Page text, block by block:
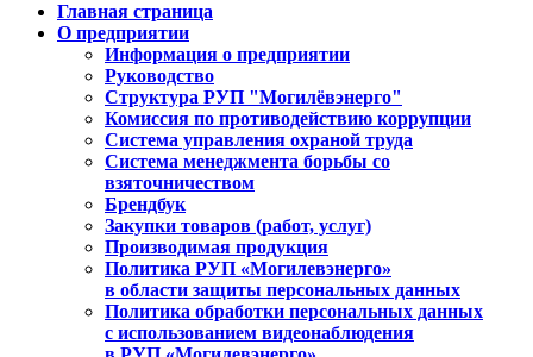
Главная страница
О предприятии
Информация о предприятии
Руководство
Структура РУП "Могилёвэнерго"
Комиссия по противодействию коррупции
Система управления охраной труда
Система менеджмента борьбы со
взяточничеством
Брендбук
Закупки товаров (работ, услуг)
Производимая продукция
Политика РУП «Могилевэнерго»
в области защиты персональных данных
Политика обработки персональных данных
с использованием видеонаблюдения